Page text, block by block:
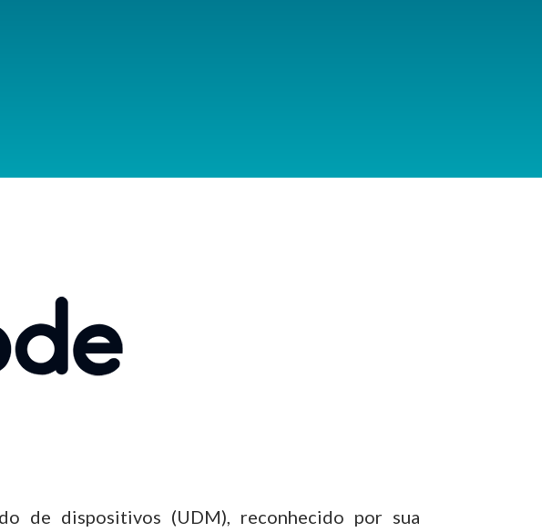
de dispositivos (UDM), reconhecido por sua